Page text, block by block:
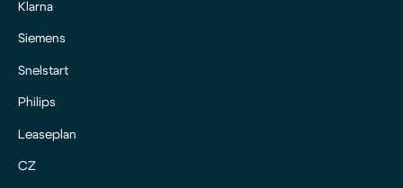
Klarna
Siemens
Snelstart
Philips
Leaseplan
CZ